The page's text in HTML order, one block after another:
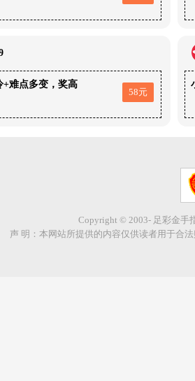
+难点多变，奖高
58元
Copyright © 2003- 足彩金手
声 明：本网站所提供的内容仅供读者用于合